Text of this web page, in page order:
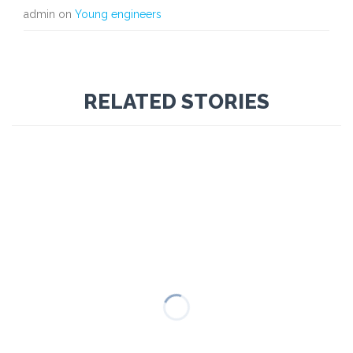
admin on Young engineers
RELATED STORIES